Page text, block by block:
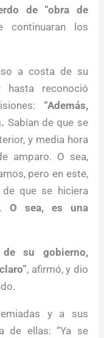
de “obra de
continuaran los
a costa de su
hasta reconoció
“Además,
Sabían de que se
y media hora
amparo. O sea,
pero en este,
que se hiciera
O sea, es una
de su gobierno,
, afirmó, y dio
y a sus
de ellas: “Ya se